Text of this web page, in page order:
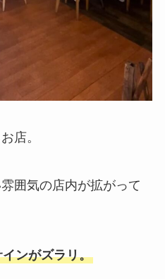
店。
囲気の店内が拡がって
ンがズラリ。